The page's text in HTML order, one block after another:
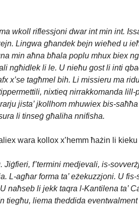
wkoll riflessjoni dwar int min int.
Lingwa għandek bejn wieħed u
min aħna bħala poplu mhux biex
ngħidlek li le. U nieħu gost li inti
tagħmel bih. Li missieru ma
nixtieq nirrakkomanda
jista’ jkollhom mhuwiex bis-
li tinseġ għaliha nnifisha.
wara kollox x’hemm ħażin li
f’termini medjevali, is-
L-agħar forma ta’ eżekuzzjoni. U
li jekk taqra l-Kantilena ta’
liema theddida